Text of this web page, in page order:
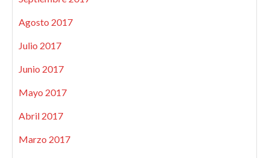
Agosto 2017
Julio 2017
Junio 2017
Mayo 2017
Abril 2017
Marzo 2017